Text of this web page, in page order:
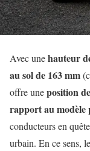
Avec unehauteur
au sol de 163 mm
offre uneposition
rapport au modèle
conducteurs en
urbain. En ce sens,